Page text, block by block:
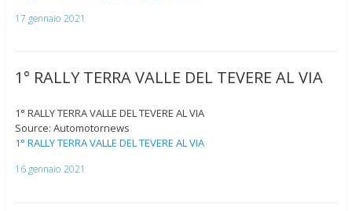
17 gennaio 2021
1° RALLY TERRA VALLE DEL TEVERE AL VIA
1° RALLY TERRA VALLE DEL TEVERE AL VIA
Source: Automotornews
1° RALLY TERRA VALLE DEL TEVERE AL VIA
16 gennaio 2021